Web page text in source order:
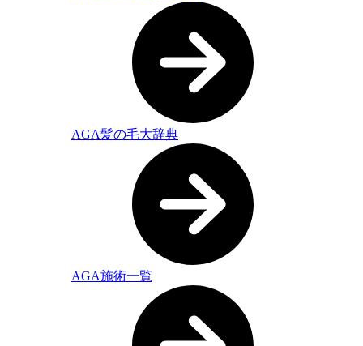
AGA髪の毛大辞典
AGA施術一覧